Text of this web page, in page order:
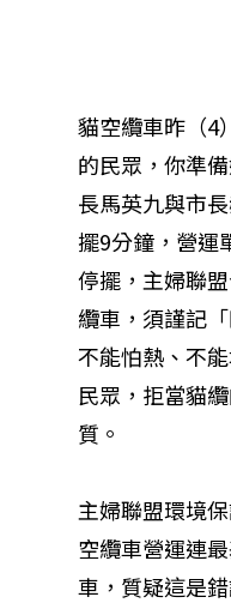
貓空纜車昨（4
的民眾，你準
長馬英九與市
擺9分鐘，營運
停擺，主婦聯
纜車，須謹記
不能怕熱、不
民眾，拒當貓
質。
主婦聯盟環境
空纜車營運連
車，質疑這是